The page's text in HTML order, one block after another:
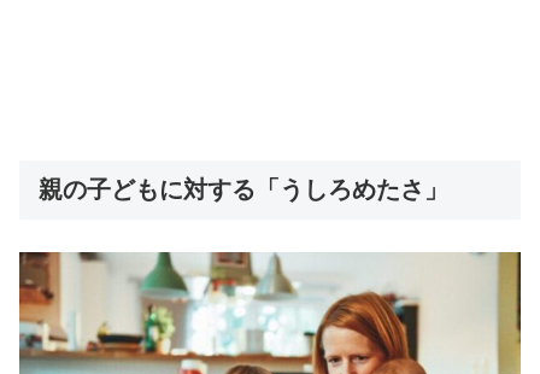
親の子どもに対する「うしろめたさ」